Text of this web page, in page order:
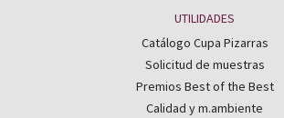
UTILIDADES
Catálogo Cupa Pizarras
Solicitud de muestras
Premios Best of the Best
Calidad y m.ambiente